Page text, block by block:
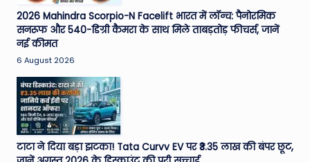
T
h
e
W
o
rl
d
2026 Mahindra Scorpio-N Facelift भारत में लॉन्च: पैनोरमिक
सनरूफ और 540-डिग्री कैमरा के साथ मिले ताबड़तोड़ फीचर्स, जानें
नई कीमत
6 August 2026
टाटा ने दिया बड़ा झटका! Tata Curvv EV पर ₹3.35 लाख की बंपर छूट,